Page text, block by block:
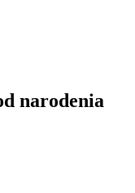
narodenia